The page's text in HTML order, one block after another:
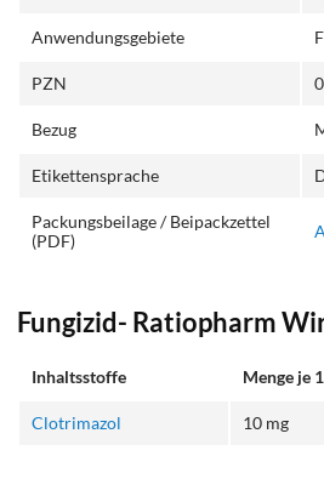
Anwendungsgebiete
PZN
Bezug
Etikettensprache
Packungsbeilage / Beipackzettel
(PDF)
Fungizid- Ratiopharm
Inhaltsstoffe Menge je
Clotrimazol 10 mg